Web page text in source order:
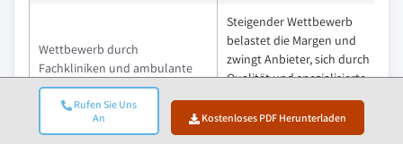
Rufen Sie Uns
An
Kostenloses PDF Herunterladen
Wettbewerb durch
Fachkliniken und ambulante
Zentren
Steigender Wettbewerb
belastet die Margen und
zwingt Anbieter, sich durch
Qualität und spezialisierte
Dienstleistungen zu
differenzieren.